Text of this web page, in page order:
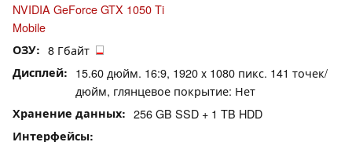
NVIDIA GeForce GTX 1050 Ti
Mobile
ОЗУ 8 Гбайт
Дисплей
15.60 дюйм. 16:9, 1920 x 1080 пикс. 141 точек/
дюйм, глянцевое покрытие: Нет
Хранение данных 256 GB SSD + 1 TB HDD
Интерфейсы